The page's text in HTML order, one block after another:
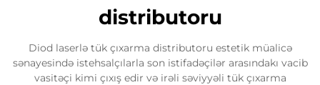
distributoru
Diod laserlə tük çıxarma distributoru estetik müalicə
sənayesində istehsalçılarla son istifadəçilər arasındakı vacib
vasitəçi kimi çıxış edir və irəli səviyyəli tük çıxarma